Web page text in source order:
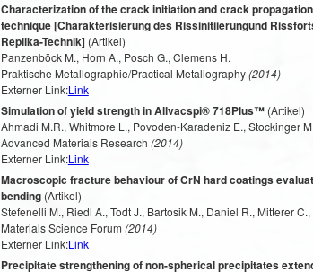
Characterization of the crack initiation and crack
technique [Charakterisierung des Rissinitiierungund
Replika-Technik](Artikel)
Panzenböck M., Horn A., Posch G., Clemens H.
Praktische Metallographie/Practical Metallography(2014)
Externer Link:Link
Simulation of yield strength in Allvacspi® 718Plus™(Artikel)
Ahmadi M.R., Whitmore L., Povoden-Karadeniz E., Stockinger
Advanced Materials Research (2014)
Externer Link:Link
Macroscopic fracture behaviour of CrN hard coatings
bending(Artikel)
Stefenelli M., Riedl A., Todt J., Bartosik M., Daniel R., Mitterer C.,
Materials Science Forum (2014)
Externer Link:Link
Precipitate strengthening of non-spherical precipitates